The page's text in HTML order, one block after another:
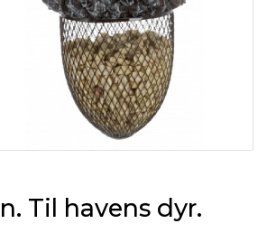
Til havens dyr.